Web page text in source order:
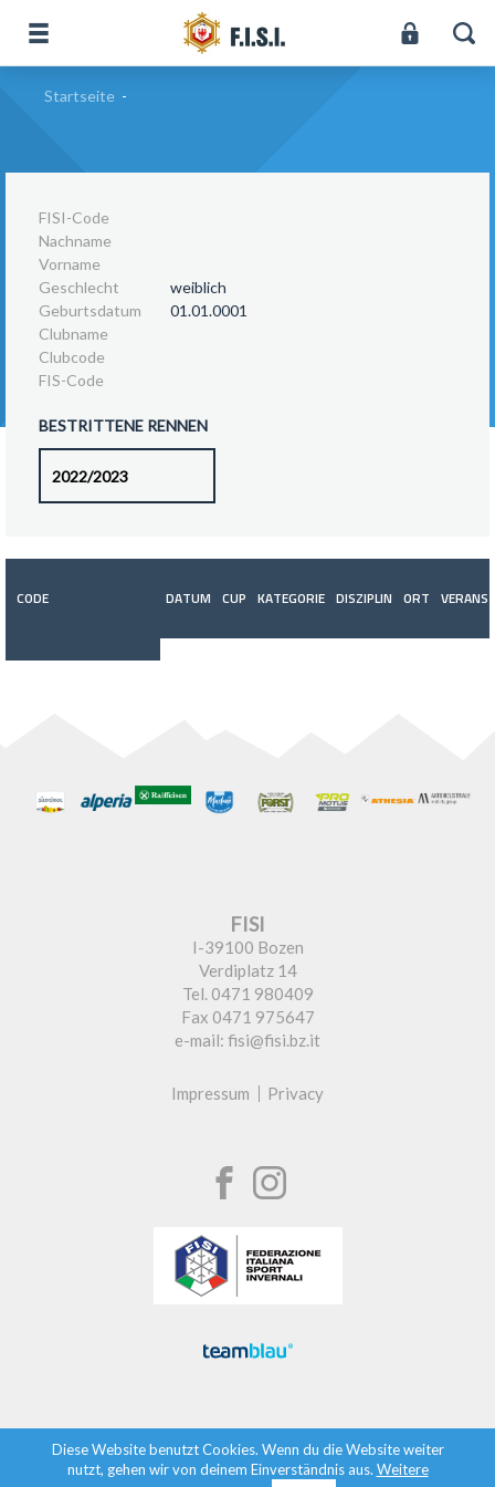
Startseite -
FISI-Code
Nachname
Vorname
Geschlecht
weiblich
Geburtsdatum
01.01.0001
Clubname
Clubcode
FIS-Code
BESTRITTENE RENNEN
CODE DATUM CUP KATEGORIE DISZIPLIN ORT
FISI
I-39100 Bozen
Verdiplatz 14
Tel. 0471 980409
Fax 0471 975647
e-mail: fisi@fisi.bz.it
Impressum Privacy
Diese Website benutzt Cookies. Wenn du die Website weiter
nutzt, gehen wir von deinem Einverständnis aus. Weitere